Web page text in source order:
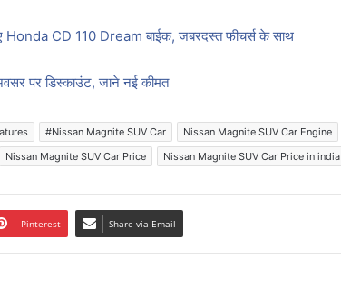
Honda CD 110 Dream बाईक, जबरदस्त फीचर्स के साथ
पर डिस्काउंट, जाने नई कीमत
#Nissan Magnite SUV Car
Nissan Magnite SUV Car Engine
Nissan Magnite SUV Car Price Nissan Magnite SUV Car Price in india
Pinterest Share via Email